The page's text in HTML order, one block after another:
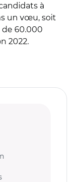
à
un vœu, soit
de 60.000
2022.